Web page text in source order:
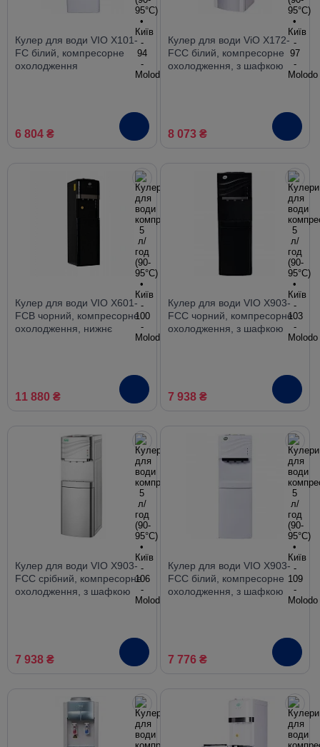
Кулер для води VIO X101-
FC білий, компресорне
охолодження
6 804 ₴
Кулер для води ViO X172-
FCC білий, компресорне
охолодження, з шафкою
8 073 ₴
Кулер для води VIO X601-
FCB чорний, компресорне
охолодження, нижнє
11 880 ₴
Кулер для води VIO X903-
FCС чорний, компресорне
охолодження, з шафкою
7 938 ₴
Кулер для води VIO X903-
FCС срібний, компресорне
охолодження, з шафкою
7 938 ₴
Кулер для води VIO X903-
FCС білий, компресорне
охолодження, з шафкою
7 776 ₴